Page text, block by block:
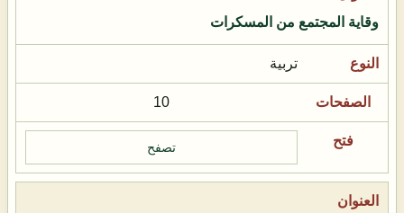
وقاية المجتمع من المسكرات
تربية
10
تصفح